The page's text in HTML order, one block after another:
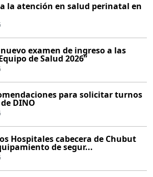
la atención en salud perinatal en
examen de ingreso a las
de Salud 2026”
para solicitar turnos
DINO
Hospitales cabecera de Chubut
de segur...